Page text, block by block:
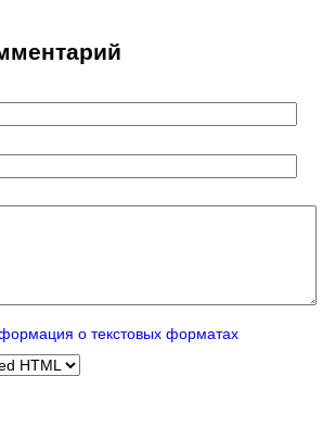
о текстовых форматах